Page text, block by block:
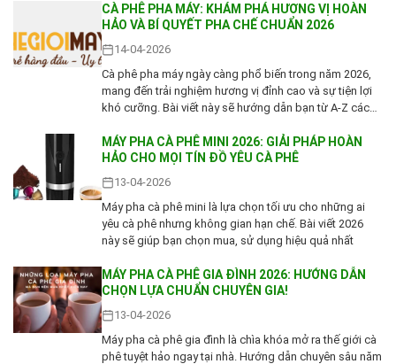
CÀ PHÊ PHA MÁY: KHÁM PHÁ HƯƠNG VỊ HOÀN
HẢO VÀ BÍ QUYẾT PHA CHẾ CHUẨN 2026
14-04-2026
Cà phê pha máy ngày càng phổ biến trong năm 2026,
mang đến trải nghiệm hương vị đỉnh cao và sự tiện lợi
khó cưỡng. Bài viết này sẽ hướng dẫn bạn từ A-Z cách
MÁY PHA CÀ PHÊ MINI 2026: GIẢI PHÁP HOÀN
HẢO CHO MỌI TÍN ĐỒ YÊU CÀ PHÊ
13-04-2026
Máy pha cà phê mini là lựa chọn tối ưu cho những ai
yêu cà phê nhưng không gian hạn chế. Bài viết 2026
này sẽ giúp bạn chọn mua, sử dụng hiệu quả nhất
MÁY PHA CÀ PHÊ GIA ĐÌNH 2026: HƯỚNG DẪN
CHỌN LỰA CHUẨN CHUYÊN GIA!
13-04-2026
Máy pha cà phê gia đình là chìa khóa mở ra thế giới cà
phê tuyệt hảo ngay tại nhà. Hướng dẫn chuyên sâu năm